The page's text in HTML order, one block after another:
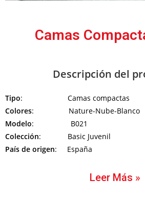
Camas
Descripción del
Tipo: Camas compactas
Colores: Nature-Nube-Blanco
Modelo: B021
Colección: Basic Juvenil
País de origen: España
Leer Más »